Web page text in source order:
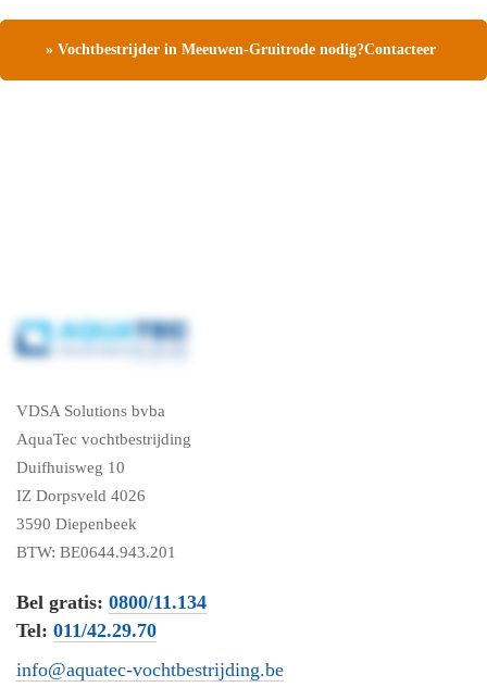
» Vochtbestrijder in Meeuwen-Gruitrode nodig?Contacteer
VDSA Solutions bvba
AquaTec vochtbestrijding
Duifhuisweg 10
IZ Dorpsveld 4026
3590 Diepenbeek
BTW: BE0644.943.201
Bel gratis: 0800/11.134
Tel: 011/42.29.70
info@aquatec-vochtbestrijding.be